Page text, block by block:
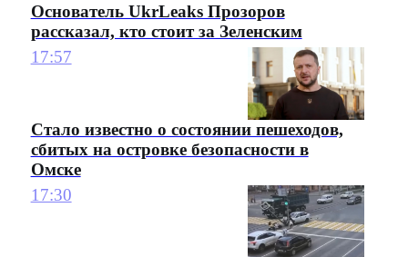
Основатель UkrLeaks Прозоров
рассказал, кто стоит за Зеленским
17:57
Стало известно о состоянии пешеходов,
сбитых на островке безопасности в
Омске
17:30